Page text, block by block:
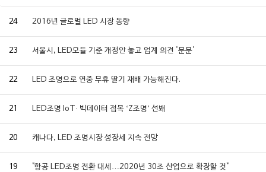
24 2016년 글로벌 LED 시장 동향
23 서울시, LED모듈 기준 개정안 놓고 업계 의견 '분분'
22 LED 조명으로 연중 무휴 딸기 재배 가능해진다.
21 LED조명 IoT· 빅데이터 접목 ‘Z조명’ 선봬
20 캐나다, LED 조명시장 성장세 지속 전망
19 "항공 LED조명 전환 대세…2020년 30조 산업으로 확장할 것"